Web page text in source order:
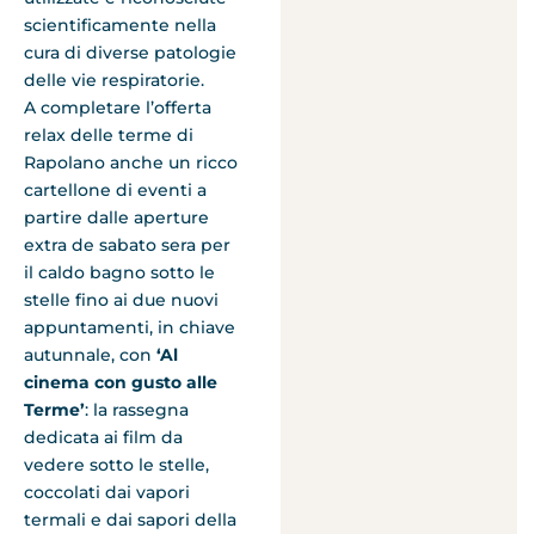
scientificamente nella
cura di diverse patologie
delle vie respiratorie.
A completare l’offerta
relax delle terme di
Rapolano anche un ricco
cartellone di eventi a
partire dalle aperture
extra de sabato sera per
il caldo bagno sotto le
stelle fino ai due nuovi
appuntamenti, in chiave
autunnale, con ‘Al
cinema con gusto alle
Terme’: la rassegna
dedicata ai film da
vedere sotto le stelle,
coccolati dai vapori
termali e dai sapori della